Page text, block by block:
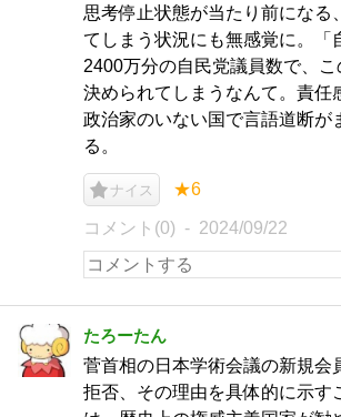
思考停止状態が当たり前になる
てしまう状況にも無感覚に。「
2400万分の自民党議員数で、
決められてしまうなんて。責任
政治家のいない国で言語道断が
る。
ナイス ★6
コメント(0) 2024/09/22
たろーたん
菅首相の日本学術会議の新規会
拒否、その理由を具体的に示す